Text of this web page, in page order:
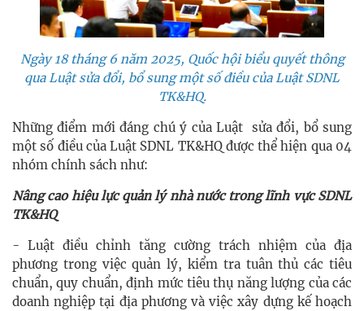
Ngày 18 tháng 6 năm 2025, Quốc hội biểu quyết thông
qua Luật sửa đổi, bổ sung một số điều của Luật SDNL
TK&HQ.
Những điểm mới đáng chú ý của Luật sửa đổi, bổ sung
một số điều của Luật SDNL TK&HQ được thể hiện qua 04
nhóm chính sách như:
Nâng cao hiệu lực quản lý nhà nước trong lĩnh vực SDNL
TK&HQ
- Luật điều chỉnh tăng cường trách nhiệm của địa
phương trong việc quản lý, kiểm tra tuân thủ các tiêu
chuẩn, quy chuẩn, định mức tiêu thụ năng lượng của các
doanh nghiệp tại địa phương và việc xây dựng kế hoạch